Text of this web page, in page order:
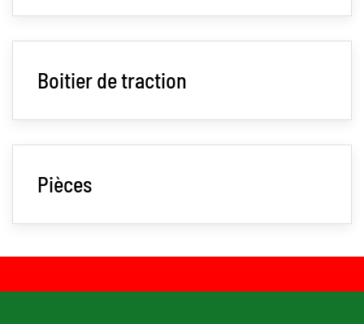
Boitier de traction
Pièces